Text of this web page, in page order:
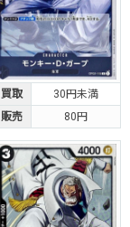
買取
30円未満
販売 80円